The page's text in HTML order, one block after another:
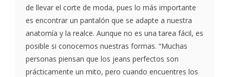
de llevar el corte de moda, pues lo más importante
es encontrar un pantalón que se adapte a nuestra
anatomía y la realce. Aunque no es una tarea fácil, es
posible si conocemos nuestras formas. “Muchas
personas piensan que los jeans perfectos son
prácticamente un mito, pero cuando encuentres los